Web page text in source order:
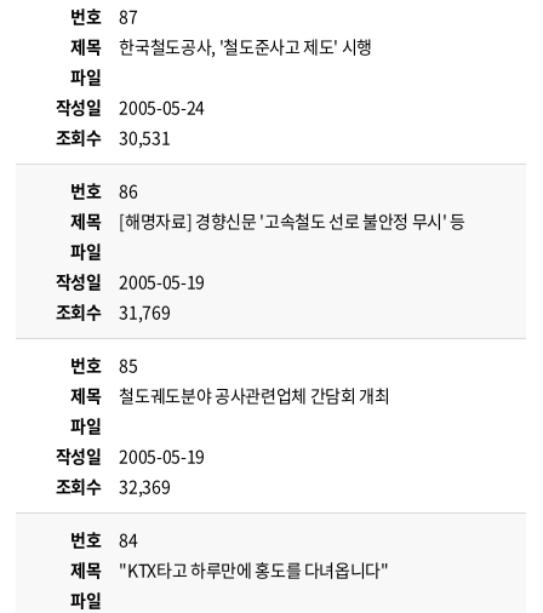
번호
87
제목
한국철도공사, '철도준사고 제도' 시행
파일
작성일
2005-05-24
조회수
30,531
번호
86
제목
[해명자료] 경향신문 '고속철도 선로 불안정 무시' 등
파일
작성일
2005-05-19
조회수
31,769
번호
85
제목
철도궤도분야 공사관련업체 간담회 개최
파일
작성일
2005-05-19
조회수
32,369
번호
84
제목
"KTX타고 하루만에 홍도를 다녀옵니다"
파일